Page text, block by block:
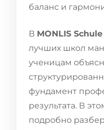
баланс и
В MONLIS
лучших школ
ученицам
фундамент
результата. В
подробно